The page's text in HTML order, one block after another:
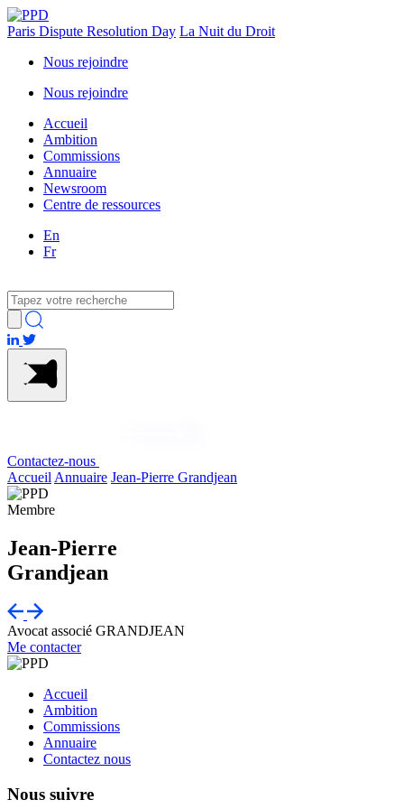
Paris Dispute Resolution Day La Nuit du Droit
Nous rejoindre
Nous rejoindre
Accueil
Ambition
Commissions
Annuaire
Newsroom
Centre de ressources
En
Fr
Contactez-nous
Accueil Annuaire Jean-Pierre Grandjean
Membre
Jean-Pierre
Grandjean
Avocat associé GRANDJEAN
Me contacter
Accueil
Ambition
Commissions
Annuaire
Contactez nous
Nous suivre